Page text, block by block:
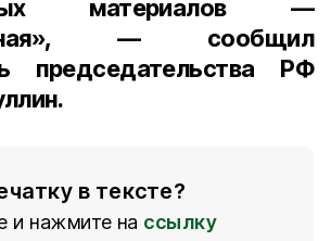
материалов —
— сообщил
председательства РФ
в тексте?
и нажмите на ссылку